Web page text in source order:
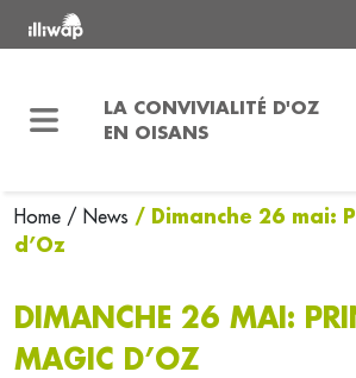
LA CONVIVIALITÉ D'OZ
EN OISANS
Home / News / Dimanche 26 mai:
d’Oz
DIMANCHE 26 MAI:
MAGIC D’OZ